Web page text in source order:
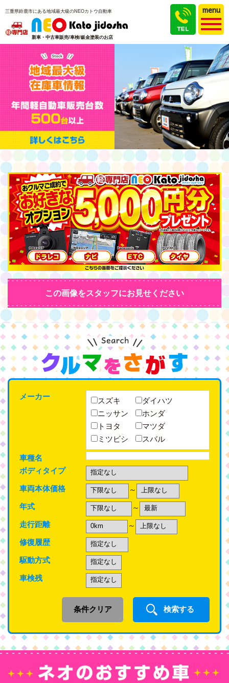
三重県鈴鹿市にある地域最大級のNEOカトウ自動車
新車・中古車販売/車検/鈑金塗装のお店
menu
この画像をスタッフにお見せください
メーカー スズキ
ダイハツ
ニッサン
ホンダ
トヨタ
マツダ
ミツビシ
スバル
車種名
ボディタイプ
車両本体価格
～
年式
～
走行距離
～
修復履歴
駆動方式
車検残